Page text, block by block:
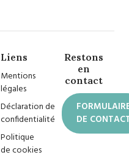
Liens
Mentions
légales
Déclaration de
confidentialité
Politique
de cookies
Restons
en
contact
DE